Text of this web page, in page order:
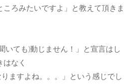
ころみたいですよ」と教えて頂きま
いても)動じません！」と宣言はし
なく
ますよね。。。」という感じでし